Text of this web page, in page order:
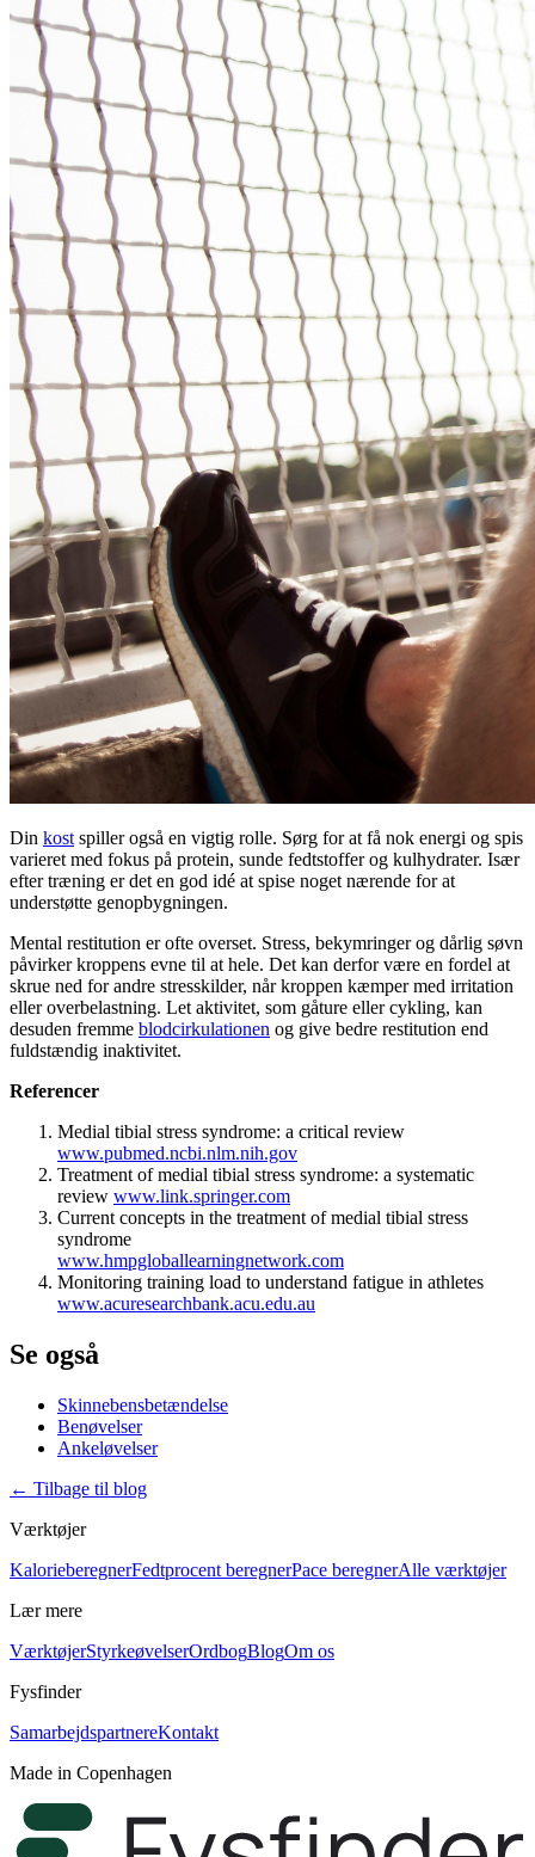
Din kost spiller også en vigtig rolle. Sørg for at få nok energi og spis
varieret med fokus på protein, sunde fedtstoffer og kulhydrater. Især
efter træning er det en god idé at spise noget nærende for at
understøtte genopbygningen.
Mental restitution er ofte overset. Stress, bekymringer og dårlig søvn
påvirker kroppens evne til at hele. Det kan derfor være en fordel at
skrue ned for andre stresskilder, når kroppen kæmper med irritation
eller overbelastning. Let aktivitet, som gåture ellercykling, kan
desuden fremme blodcirkulationen og give bedre restitution end
fuldstændig inaktivitet.
Referencer
Medial tibial stress syndrome: a critical review
www.pubmed.ncbi.nlm.nih.gov
Treatment of medial tibial stress syndrome: a systematic
review www.link.springer.com
Current concepts in the treatment of medial tibial stress
syndrome
www.hmpgloballearningnetwork.com
Monitoring training load to understand fatigue in athletes
www.acuresearchbank.acu.edu.au
Se også
Skinnebensbetændelse
Benøvelser
Ankeløvelser
← Tilbage til blog
Værktøjer
KalorieberegnerFedtprocent beregnerPace beregnerAlle værktøjer
Lær mere
VærktøjerStyrkeøvelserOrdbogBlogOm os
Fysfinder
SamarbejdspartnereKontakt
Made in Copenhagen